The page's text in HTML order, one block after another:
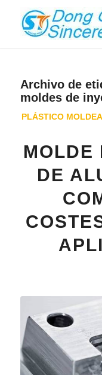
Archivo de
moldes de
PLÁSTICO
MOLDE
DE